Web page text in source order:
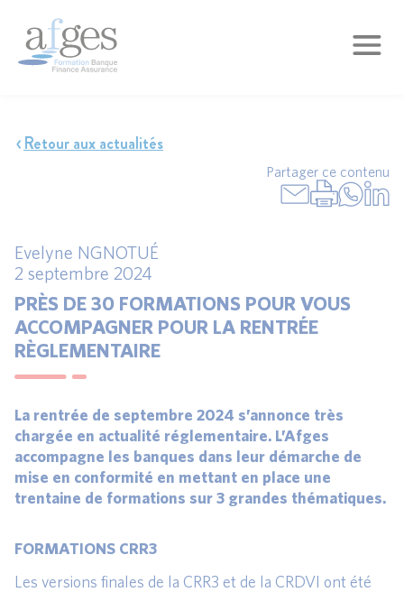
Retour aux actualités
Partager ce contenu
Evelyne NGNOTUÉ
2 septembre 2024
PRÈS DE 30 FORMATIONS POUR VOUS
ACCOMPAGNER POUR LA RENTRÉE
RÈGLEMENTAIRE
La rentrée de septembre 2024 s’annonce très
chargée en actualité réglementaire. L’Afges
accompagne les banques dans leur démarche de
mise en conformité en mettant en place une
trentaine de formations sur 3 grandes thématiques.
FORMATIONS CRR3
Les versions finales de la CRR3 et de la CRDVI ont été